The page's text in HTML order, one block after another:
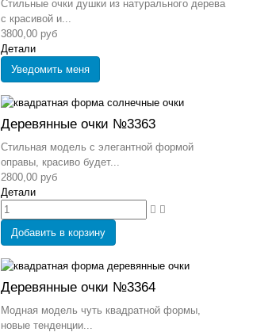
Стильные очки душки из натурального дерева
с красивой и...
3800,00 руб
Детали
Уведомить меня
Деревянные очки №3363
Стильная модель с элегантной формой
оправы, красиво будет...
2800,00 руб
Детали
Добавить в корзину
Деревянные очки №3364
Модная модель чуть квадратной формы,
новые тенденции...